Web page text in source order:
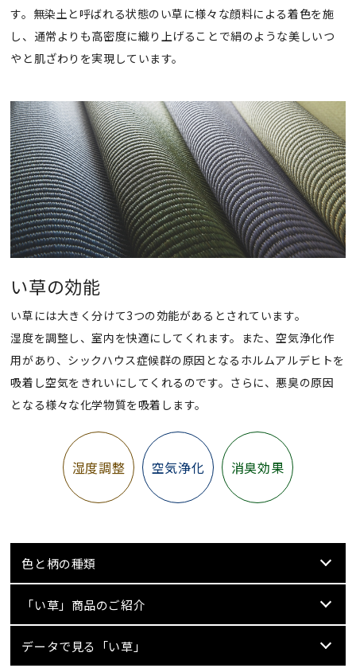
す。無染土と呼ばれる状態のい草に様々な顔料による着色を施
し、通常よりも高密度に織り上げることで絹のような美しいつ
やと肌ざわりを実現しています。
い草の効能
い草には大きく分けて3つの効能があるとされています。
湿度を調整し、室内を快適にしてくれます。また、空気浄化作
用があり、シックハウス症候群の原因となるホルムアルデヒトを
吸着し空気をきれいにしてくれるのです。さらに、悪臭の原因
となる様々な化学物質を吸着します。
湿度調整 空気浄化 消臭効果
色と柄の種類
「い草」商品のご紹介
データで見る「い草」